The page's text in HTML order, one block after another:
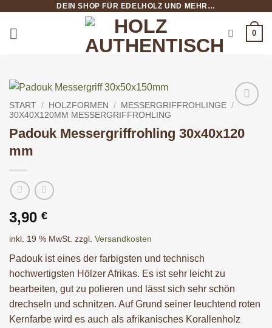
springen
DEIN SHOP FÜR EDELHOLZ UND MEHR…
0
START / HOLZFORMEN / MESSERGRIFFROHLINGE /
30X40X120MM MESSERGRIFFROHLING
Padouk Messergriffrohling 30x40x120
mm
3,90 €
inkl. 19 % MwSt. zzgl. Versandkosten
Padouk ist eines der farbigsten und technisch
hochwertigsten Hölzer Afrikas. Es ist sehr leicht zu
bearbeiten, gut zu polieren und lässt sich sehr schön
drechseln und schnitzen. Auf Grund seiner leuchtend roten
Kernfarbe wird es auch als afrikanisches Korallenholz